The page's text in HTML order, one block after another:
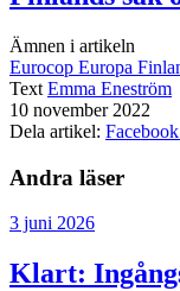
Ämnen i artikeln
Eurocop Europa
Text Emma Eneström
10 november 2022
Dela artikel: Facebook
Andra läser
3 juni 2026
Klart: